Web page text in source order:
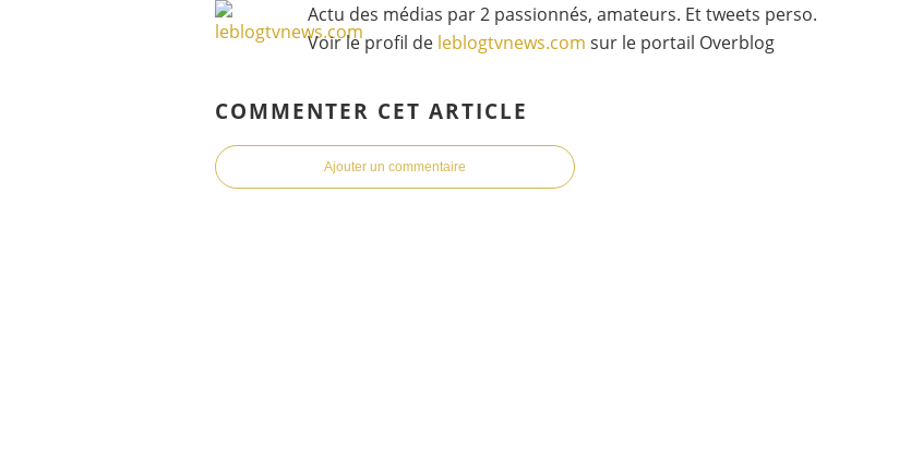
Actu des médias par 2 passionnés, amateurs. Et tweets perso.
Voir le profil de leblogtvnews.com sur le portail Overblog
COMMENTER CET ARTICLE
Ajouter un commentaire